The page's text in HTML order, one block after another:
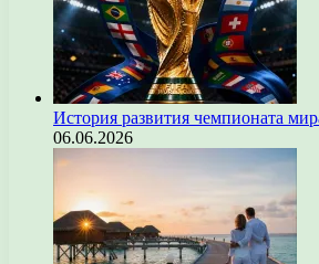
История развития чемпионата
06.06.2026